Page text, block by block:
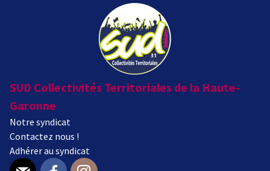
SUD Collectivités Territoriales de la Haute-
Garonne
Notre syndicat
Contactez nous !
Adhérer au syndicat